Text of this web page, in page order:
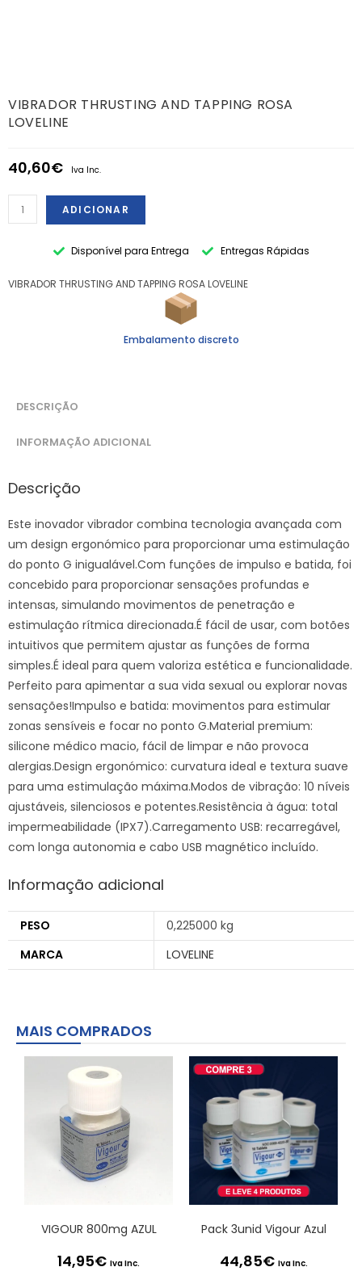
VIBRADOR THRUSTING AND TAPPING ROSA
LOVELINE
40,60€ Iva Inc.
ADICIONAR
Disponível para Entrega Entregas Rápidas
VIBRADOR THRUSTING AND TAPPING ROSA LOVELINE
Embalamento discreto
DESCRIÇÃO
INFORMAÇÃO ADICIONAL
Descrição
Este inovador vibrador combina tecnologia avançada com
um design ergonómico para proporcionar uma estimulação
do ponto G inigualável.Com funções de impulso e batida, foi
concebido para proporcionar sensações profundas e
intensas, simulando movimentos de penetração e
estimulação rítmica direcionada.É fácil de usar, com botões
intuitivos que permitem ajustar as funções de forma
simples.É ideal para quem valoriza estética e funcionalidade.
Perfeito para apimentar a sua vida sexual ou explorar novas
sensações!Impulso e batida: movimentos para estimular
zonas sensíveis e focar no ponto G.Material premium:
silicone médico macio, fácil de limpar e não provoca
alergias.Design ergonómico: curvatura ideal e textura suave
para uma estimulação máxima.Modos de vibração: 10 níveis
ajustáveis, silenciosos e potentes.Resistência à água: total
impermeabilidade (IPX7).Carregamento USB: recarregável,
com longa autonomia e cabo USB magnético incluído.
Informação adicional
PESO
0,225000 kg
MARCA
LOVELINE
MAIS COMPRADOS
VIGOUR 800mg AZUL
14,95€ Iva Inc.
Pack 3unid Vigour Azul
44,85€ Iva Inc.